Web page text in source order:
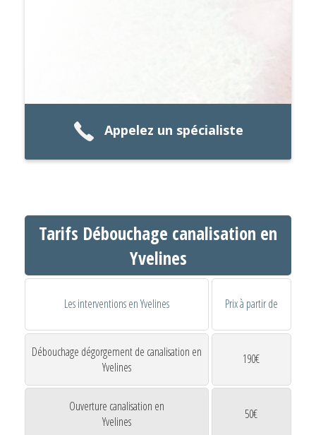
Appelez un spécialiste
Tarifs Débouchage canalisation en
Yvelines
Les interventions en Yvelines Prix à partir de
Débouchage dégorgement de canalisation en
Yvelines
190€
Ouverture canalisation en
Yvelines
50€